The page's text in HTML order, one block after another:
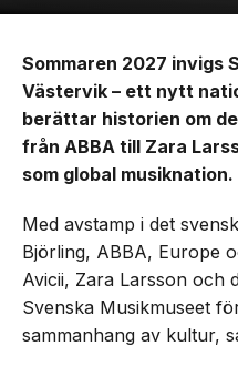
Sommaren 2027 invigs
Västervik – ett nytt
berättar historien om
från ABBA till Zara
som global musiknation.
Med avstamp i det
Björling, ABBA, Europe
Avicii, Zara Larsson och
Svenska Musikmuseet
sammanhang av kultur,